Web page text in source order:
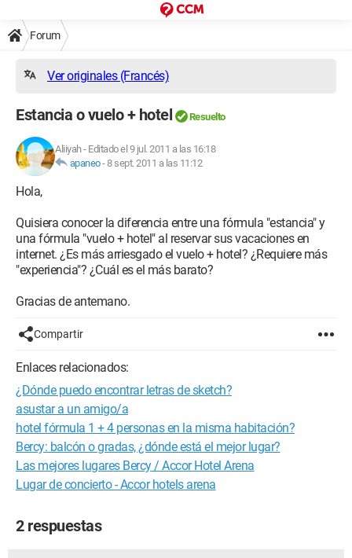
Forum
Ver originales (Francés)
Estancia o vuelo + hotel Resuelto
Aliiyah- Editado el 9 jul. 2011 a las 16:18
apaneo-8 sept. 2011 a las 11:12
Hola,
Quisiera conocer la diferencia entre una fórmula "estancia" y
una fórmula "vuelo + hotel" al reservar sus vacaciones en
internet. ¿Es más arriesgado el vuelo + hotel? ¿Requiere más
"experiencia"? ¿Cuál es el más barato?
Gracias de antemano.
Compartir
Enlaces relacionados:
¿Dónde puedo encontrar letras de sketch?
asustar a un amigo/a
hotel fórmula 1 + 4 personas en la misma habitación?
Bercy: balcón o gradas, ¿dónde está el mejor lugar?
Las mejores lugares Bercy / Accor Hotel Arena
Lugar de concierto - Accor hotels arena
2 respuestas